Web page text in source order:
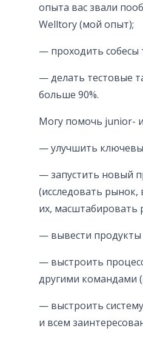
опыта вас звали
Welltory (мой опыт);
— проходить собесы
— делать тестовые
больше 90%.
Могу помочь junior-
— улучшить
— запустить новый
(исследовать
их, масштабировать
— вывести
— выстроить
другими командами
— выстроить
и всем